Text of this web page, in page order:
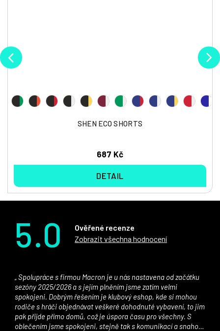
SHEN ECO SHORTS
687 Kč
DETAIL
5.0
Ověřené recenze
Zobrazit všechna hodnocení
sezóny 2025/2026 a s jejím plněním jsme zatím velmi
spokojeni. Dobrým řešením je klubový eshop, kde si mohou
rodiče s hráči objednávat veškeré dohodnuté vybavení, to jim
pak přijde přímo domů, což je úspora času pro všechny. S
oblečením jsme spokojeni, stejně tak s komunikací a snahou